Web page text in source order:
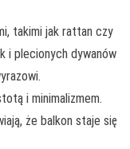
takimi jak rattan czy
i plecionych dywanów
i minimalizmem.
że balkon staje się